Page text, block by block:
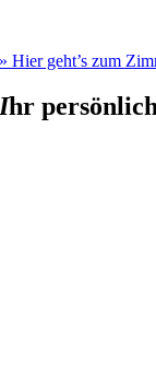
» Hier geht’s zum
Ihr